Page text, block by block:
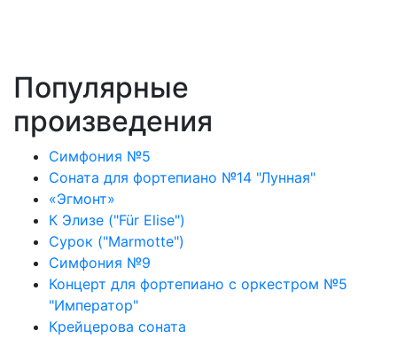
Популярные
произведения
Симфония №5
Соната для фортепиано №14 "Лунная"
«Эгмонт»
К Элизе ("Für Elise")
Сурок ("Marmotte")
Симфония №9
Концерт для фортепиано с оркестром №5
"Император"
Крейцерова соната